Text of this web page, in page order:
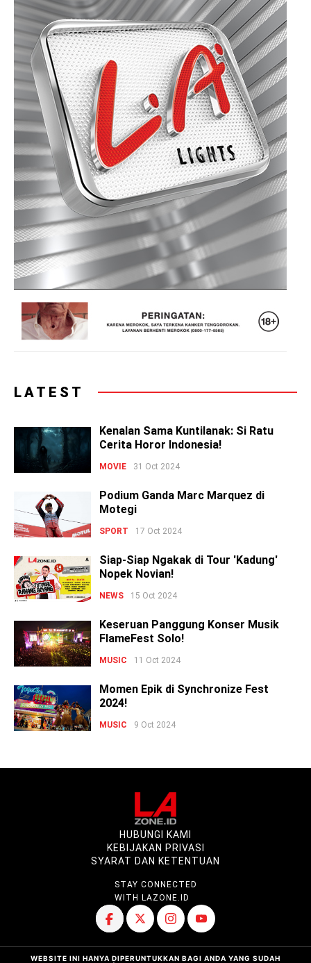
LATEST
Kenalan Sama Kuntilanak: Si Ratu
Cerita Horor Indonesia!
MOVIE 31 Oct 2024
Podium Ganda Marc Marquez di
Motegi
SPORT 17 Oct 2024
Siap-Siap Ngakak di Tour 'Kadung'
Nopek Novian!
NEWS 15 Oct 2024
Keseruan Panggung Konser Musik
FlameFest Solo!
MUSIC 11 Oct 2024
Momen Epik di Synchronize Fest
2024!
MUSIC 9 Oct 2024
HUBUNGI KAMI
KEBIJAKAN PRIVASI
SYARAT DAN KETENTUAN
STAY CONNECTED
WITH LAZONE.ID
WEBSITE INI HANYA DIPERUNTUKKAN BAGI ANDA YANG SUDAH